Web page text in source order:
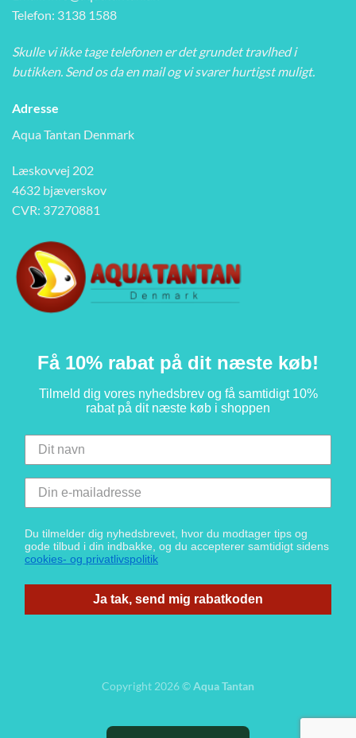
Telefon: 3138 1588
Skulle vi ikke tage telefonen er det grundet travlhed i
butikken. Send os da en mail og vi svarer hurtigst muligt.
Adresse
Aqua Tantan Denmark
Læskovvej 202
4632 bjæverskov
CVR: 37270881
Få 10% rabat på dit næste køb!
Tilmeld dig vores nyhedsbrev og få samtidigt 10%
rabat på dit næste køb i shoppen
Du tilmelder dig nyhedsbrevet, hvor du modtager tips og
gode tilbud i din indbakke, og du accepterer samtidigt sidens
cookies- og privatlivspolitik
Ja tak, send mig rabatkoden
Copyright 2026 ©Aqua Tantan